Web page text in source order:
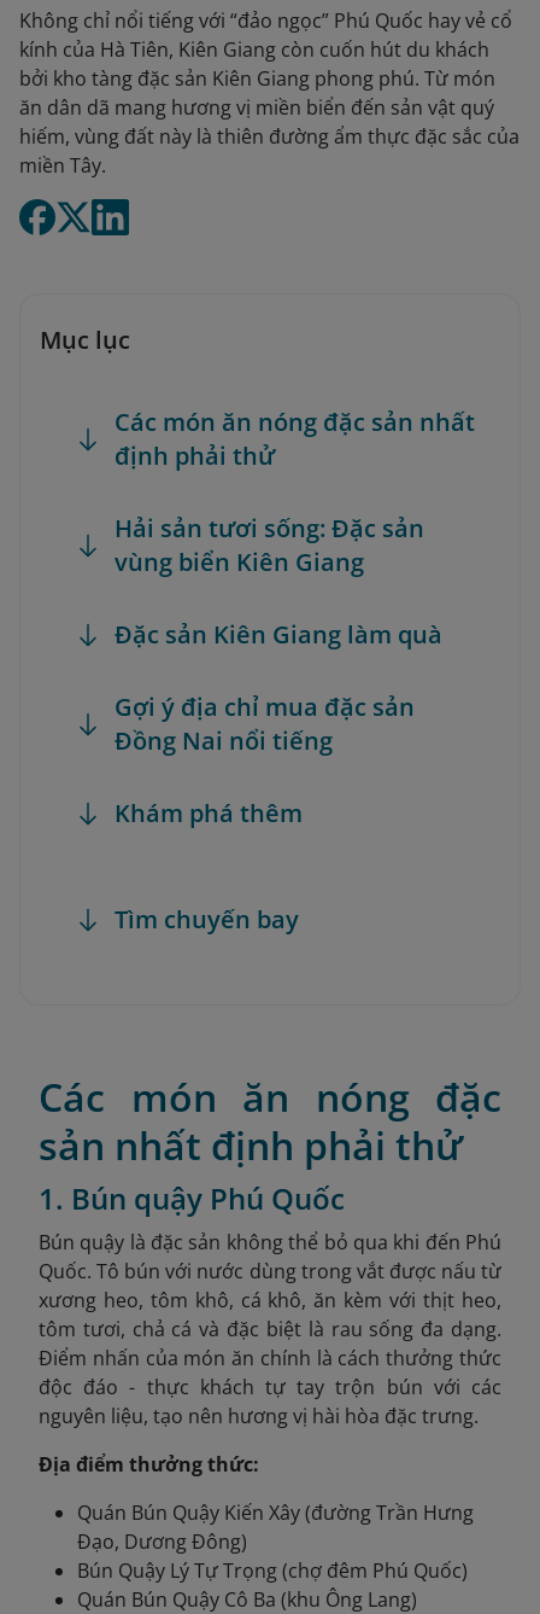
Không chỉ nổi tiếng với “đảo ngọc” Phú Quốc hay vẻ cổ
kính của Hà Tiên, Kiên Giang còn cuốn hút du khách
bởi kho tàng đặc sản Kiên Giang phong phú. Từ món
ăn dân dã mang hương vị miền biển đến sản vật quý
hiếm, vùng đất này là thiên đường ẩm thực đặc sắc của
miền Tây.
Mục lục
Các món ăn nóng đặc sản nhất
định phải thử
Hải sản tươi sống: Đặc sản
vùng biển Kiên Giang
Đặc sản Kiên Giang làm quà
Gợi ý địa chỉ mua đặc sản
Đồng Nai nổi tiếng
Khám phá thêm
Tìm chuyến bay
Các món ăn nóng đặc
sản nhất định phải thử
1. Bún quậy Phú Quốc
Bún quậy là đặc sản không thể bỏ qua khi đến Phú
Quốc. Tô bún với nước dùng trong vắt được nấu từ
xương heo, tôm khô, cá khô, ăn kèm với thịt heo,
tôm tươi, chả cá và đặc biệt là rau sống đa dạng.
Điểm nhấn của món ăn chính là cách thưởng thức
độc đáo - thực khách tự tay trộn bún với các
nguyên liệu, tạo nên hương vị hài hòa đặc trưng.
Địa điểm thưởng thức:
Quán Bún Quậy Kiến Xây (đường Trần Hưng
Đạo, Dương Đông)
Bún Quậy Lý Tự Trọng (chợ đêm Phú Quốc)
Quán Bún Quậy Cô Ba (khu Ông Lang)